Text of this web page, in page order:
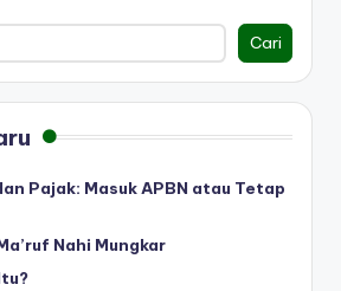
Cari
Pajak: Masuk APBN atau Tetap
Nahi Mungkar